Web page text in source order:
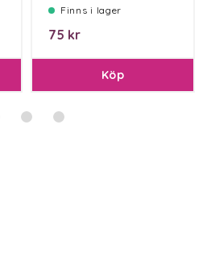
Finns i lager
75 kr
Köp